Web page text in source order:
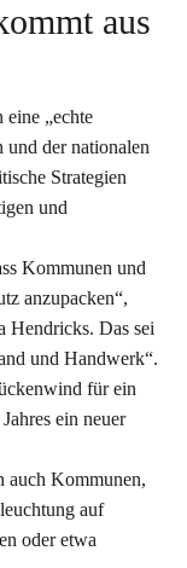
aus
eine „echte
der nationalen
Strategien
und
Kommunen und
anzupacken“,
Hendricks. Das sei
und Handwerk“.
für ein
ein neuer
auch Kommunen,
auf
oder etwa